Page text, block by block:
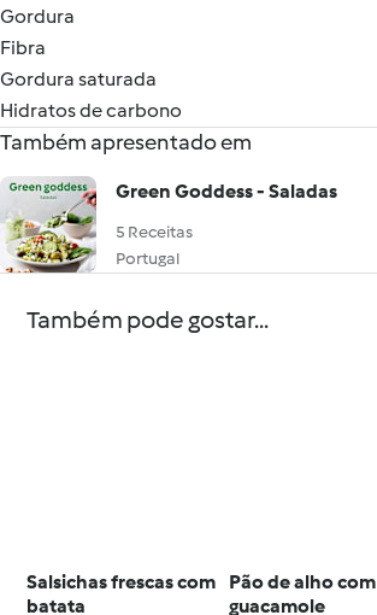
Gordura
Fibra
Gordura saturada
Hidratos de carbono
Também apresentado em
Green Goddess - Saladas
5 Receitas
Portugal
Também pode gostar...
Salsichas frescas com
batata
Pão de alho com
guacamole